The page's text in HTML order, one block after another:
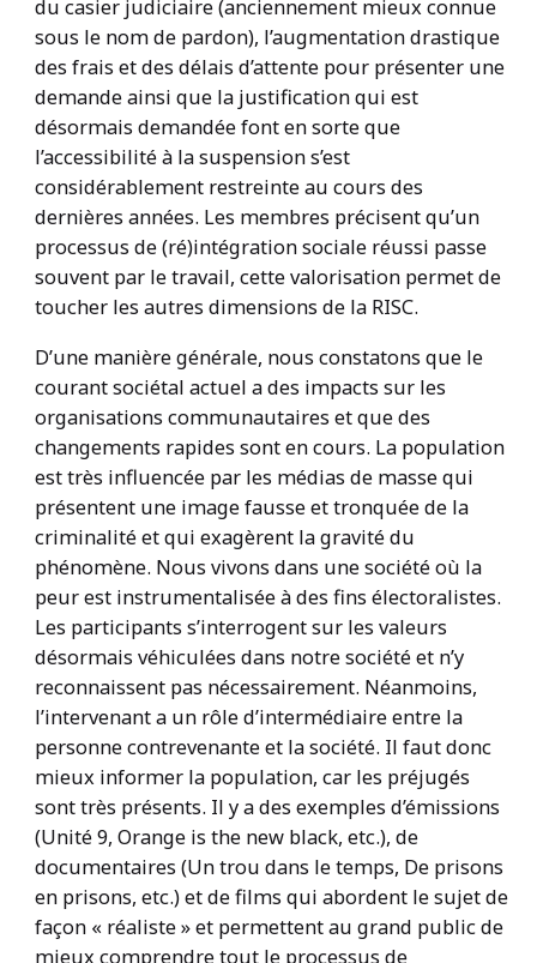
du casier judiciaire (anciennement mieux connue
sous le nom de pardon), l’augmentation drastique
des frais et des délais d’attente pour présenter une
demande ainsi que la justification qui est
désormais demandée font en sorte que
l’accessibilité à la suspension s’est
considérablement restreinte au cours des
dernières années. Les membres précisent qu’un
processus de (ré)intégration sociale réussi passe
souvent par le travail, cette valorisation permet de
toucher les autres dimensions de la RISC.
D’une manière générale, nous constatons que le
courant sociétal actuel a des impacts sur les
organisations communautaires et que des
changements rapides sont en cours. La population
est très influencée par les médias de masse qui
présentent une image fausse et tronquée de la
criminalité et qui exagèrent la gravité du
phénomène. Nous vivons dans une société où la
peur est instrumentalisée à des fins électoralistes.
Les participants s’interrogent sur les valeurs
désormais véhiculées dans notre société et n’y
reconnaissent pas nécessairement. Néanmoins,
l’intervenant a un rôle d’intermédiaire entre la
personne contrevenante et la société. Il faut donc
mieux informer la population, car les préjugés
sont très présents. Il y a des exemples d’émissions
(Unité 9, Orange is the new black, etc.), de
documentaires (Un trou dans le temps, De prisons
en prisons, etc.) et de films qui abordent le sujet de
façon « réaliste » et permettent au grand public de
mieux comprendre tout le processus de